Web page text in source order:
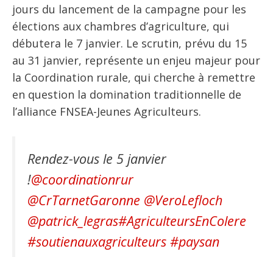
jours du lancement de la campagne pour les
élections aux chambres d’agriculture, qui
débutera le 7 janvier. Le scrutin, prévu du 15
au 31 janvier, représente un enjeu majeur pour
la Coordination rurale, qui cherche à remettre
en question la domination traditionnelle de
l’alliance FNSEA-Jeunes Agriculteurs.
Rendez-vous le 5 janvier
!@coordinationrur
@CrTarnetGaronne @VeroLefloch
@patrick_legras#AgriculteursEnColere
#soutienauxagriculteurs #paysan